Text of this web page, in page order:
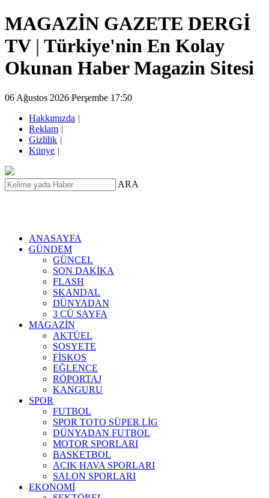
MAGAZİN GAZETE DERGİ
TV | Türkiye'nin En Kolay
Okunan Haber Magazin Sitesi
06 Ağustos 2026 Perşembe 17:50
Hakkımızda |
Reklam |
Gizlilik |
Künye |
ARA
ANASAYFA
GÜNDEM
GÜNCEL
SON DAKİKA
FLASH
SKANDAL
DÜNYADAN
3 CÜ SAYFA
MAGAZİN
AKTÜEL
SOSYETE
FİSKOS
EĞLENCE
RÖPORTAJ
KANGURU
SPOR
FUTBOL
SPOR TOTO SÜPER LİG
DÜNYADAN FUTBOL
MOTOR SPORLARI
BASKETBOL
AÇIK HAVA SPORLARI
SALON SPORLARI
EKONOMİ